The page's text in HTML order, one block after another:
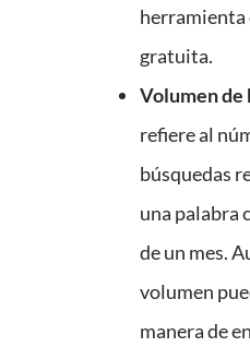
herramienta
gratuita.
Volumen de
refiere al
búsquedas
una palabra
de un mes.
volumen
manera de